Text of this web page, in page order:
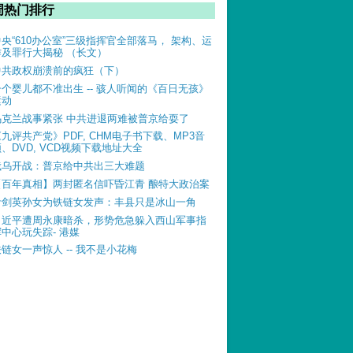
热门排行
“610办公室”三级指挥官全部落马， 架构、运
罪行大揭秘 （长文）
政权崩溃前的疯狂（下）
婴儿都不准出生 -- 骇人听闻的《百日无孩》
兰战事紧张 中共进退两难被普京给耍了
评共产党》PDF, CHM电子书下载、MP3音
DVD, VCD视频下载地址大全
开战：普京给中共出三大难题
年真相】两封匿名信吓昏江青 酿特大政治案
英孙女为铁链女发声：丰县只是冰山一角
平遭周永康暗杀，形势危急躲入西山军事指
心玩失踪- 港媒
女一声惊人 -- 我不是小花梅